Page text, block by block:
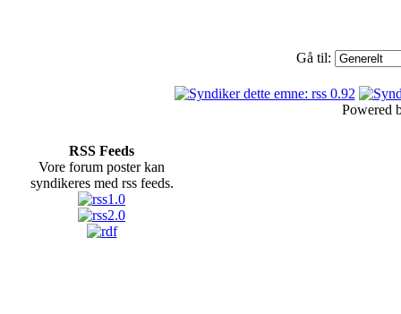
Gå til:
Powered
RSS Feeds
Vore forum poster kan
syndikeres med rss feeds.